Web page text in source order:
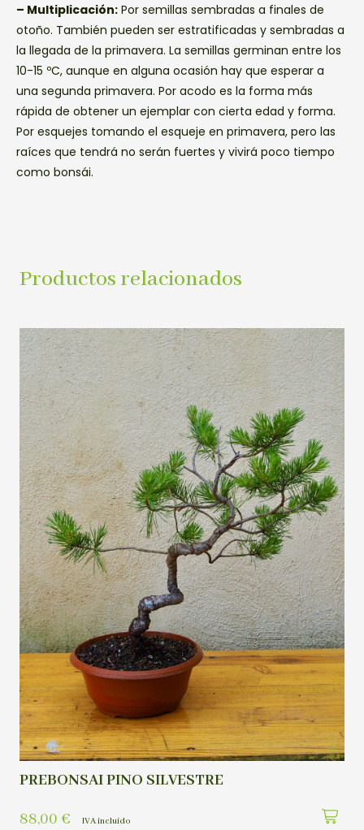
– Multiplicación: Por semillas sembradas a finales de
otoño. También pueden ser estratificadas y sembradas a
la llegada de la primavera. La semillas germinan entre los
10-15 ºC, aunque en alguna ocasión hay que esperar a
una segunda primavera. Por acodo es la forma más
rápida de obtener un ejemplar con cierta edad y forma.
Por esquejes tomando el esqueje en primavera, pero las
raíces que tendrá no serán fuertes y vivirá poco tiempo
como bonsái.
Productos relacionados
PREBONSAI PINO SILVESTRE
88,00 € IVA incluído